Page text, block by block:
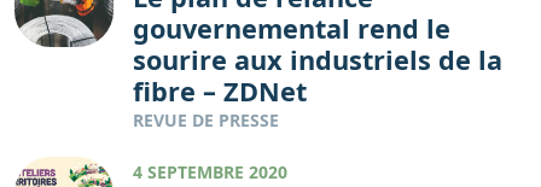
gouvernemental rend le
sourire aux industriels de la
fibre – ZDNet
REVUE DE PRESSE
4 SEPTEMBRE 2020